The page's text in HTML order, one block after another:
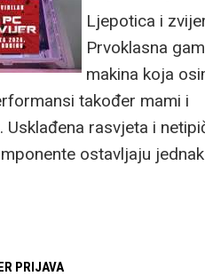
Ljepotica i
Prvoklasna
makina koja
također mami i
Usklađena rasvjeta i
ostavljaju
PRIJAVA